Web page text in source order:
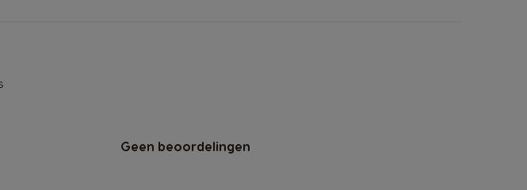
Geen beoordelingen